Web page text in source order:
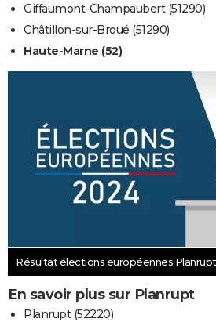
Giffaumont-Champaubert (51290)
Châtillon-sur-Broué (51290)
Haute-Marne (52)
Résultat élections européennes Planrupt
En savoir plus sur Planrupt
Planrupt (52220)